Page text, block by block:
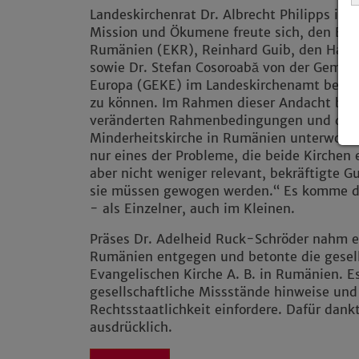
Landeskirchenrat Dr. Albrecht Philipps in
Mission und Ökumene freute sich, den
Rumänien (EKR), Reinhard Guib, den
sowie Dr. Stefan Cosoroabă von der
Europa (GEKE) im Landeskirchenamt bei
zu können. Im Rahmen dieser Andacht
veränderten Rahmenbedingungen und
Minderheitskirche in Rumänien
nur eines der Probleme, die beide
aber nicht weniger relevant, bekräftigte
sie müssen gewogen werden.“ Es
- als Einzelner, auch im Kleinen.
Präses Dr. Adelheid Ruck-Schröder nahm
Rumänien entgegen und betonte die
Evangelischen Kirche A. B. in Rumänien.
gesellschaftliche Missstände hinweise
Rechtsstaatlichkeit einfordere. Dafür
ausdrücklich.